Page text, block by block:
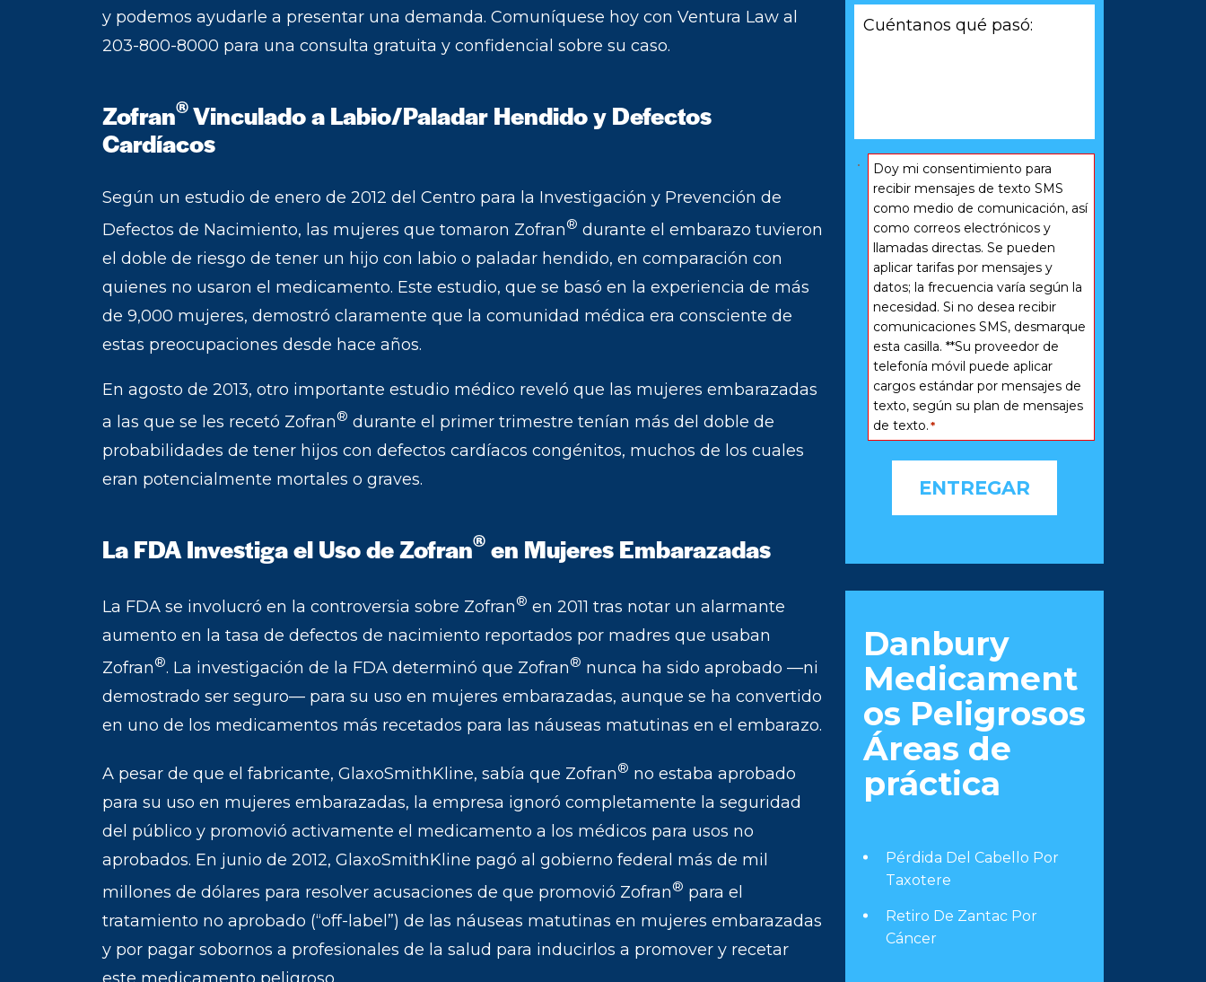
y podemos ayudarle a presentar una demanda. Comuníquese hoy con Ventura Law al
203-800-8000 para una consulta gratuita y confidencial sobre su caso.
Zofran®Vinculado a Labio/Paladar Hendido y Defectos
Cardíacos
Según un estudio de enero de 2012 del Centro para la Investigación y Prevención de
Defectos de Nacimiento, las mujeres que tomaron Zofran® durante el embarazo tuvieron
el doble de riesgo de tener un hijo con labio o paladar hendido, en comparación con
quienes no usaron el medicamento. Este estudio, que se basó en la experiencia de más
de 9,000 mujeres, demostró claramente que la comunidad médica era consciente de
estas preocupaciones desde hace años.
En agosto de 2013, otro importante estudio médico reveló que las mujeres embarazadas
a las que se les recetó Zofran® durante el primer trimestre tenían más del doble de
probabilidades de tener hijos con defectos cardíacos congénitos, muchos de los cuales
eran potencialmente mortales o graves.
La FDA Investiga el Uso de Zofran®en Mujeres Embarazadas
La FDA se involucró en la controversia sobre Zofran® en 2011 tras notar un alarmante
aumento en la tasa de defectos de nacimiento reportados por madres que usaban
Zofran®. La investigación de la FDA determinó que Zofran® nunca ha sido aprobado —ni
demostrado ser seguro— para su uso en mujeres embarazadas, aunque se ha convertido
en uno de los medicamentos más recetados para las náuseas matutinas en el embarazo.
A pesar de que el fabricante, GlaxoSmithKline, sabía que Zofran® no estaba aprobado
para su uso en mujeres embarazadas, la empresa ignoró completamente la seguridad
del público y promovió activamente el medicamento a los médicos para usos no
aprobados. En junio de 2012, GlaxoSmithKline pagó al gobierno federal más de mil
millones de dólares para resolver acusaciones de que promovió Zofran® para el
tratamiento no aprobado (“off-label”) de las náuseas matutinas en mujeres embarazadas
y por pagar sobornos a profesionales de la salud para inducirlos a promover y recetar
relacionada
qué
Consentir
Doy mi consentimiento para
recibir mensajes de texto SMS
como medio de comunicación, así
como correos electrónicos y
llamadas directas. Se pueden
aplicar tarifas por mensajes y
datos; la frecuencia varía según la
necesidad. Si no desea recibir
comunicaciones SMS, desmarque
esta casilla. **Su proveedor de
telefonía móvil puede aplicar
cargos estándar por mensajes de
texto, según su plan de mensajes
de texto.*
Danbury
Medicament
os Peligrosos
Áreas de
práctica
Pérdida Del Cabello Por
Taxotere
Retiro De Zantac Por
Cáncer